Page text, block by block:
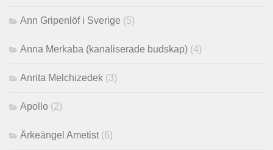
Ann Gripenlöf i Sverige (5)
Anna Merkaba (kanaliserade budskap) (4)
Anrita Melchizedek (3)
Apollo (2)
Ärkeängel Ametist (6)